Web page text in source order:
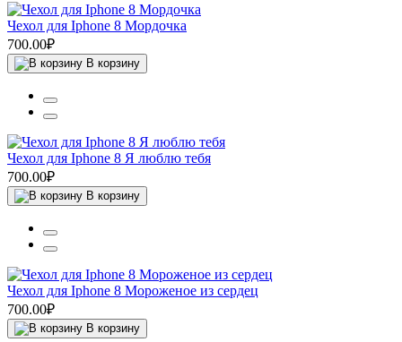
Чехол для Iphone 8 Мордочка
700.00₽
В корзину
Чехол для Iphone 8 Я люблю тебя
700.00₽
В корзину
Чехол для Iphone 8 Мороженое из сердец
700.00₽
В корзину